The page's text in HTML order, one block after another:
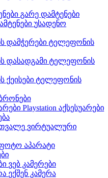
გარე დამტენები
უსადენო
ტელეფონის
ტელეფონის
ტელეფონის
Playstation აქსესუარები
ვირტუალური
აპარატი
ვებ კამერები
ექშენ კამერა